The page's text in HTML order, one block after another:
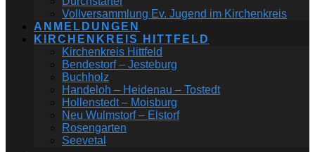
Vollversammlung Ev. Jugend im Kirchenkreis
ANMELDUNGEN
KIRCHENKREIS HITTFELD
Kirchenkreis Hittfeld
Bendestorf – Jesteburg
Buchholz
Handeloh – Heidenau – Tostedt
Hollenstedt – Moisburg
Neu Wulmstorf – Elstorf
Rosengarten
Seevetal